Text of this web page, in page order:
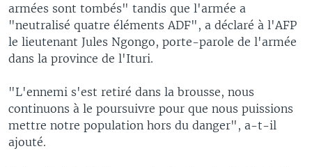
armées sont tombés" tandis que l'armée a
"neutralisé quatre éléments ADF", a déclaré à l'AFP
le lieutenant Jules Ngongo, porte-parole de l'armée
dans la province de l'Ituri.
"L'ennemi s'est retiré dans la brousse, nous
continuons à le poursuivre pour que nous puissions
mettre notre population hors du danger", a-t-il
ajouté.